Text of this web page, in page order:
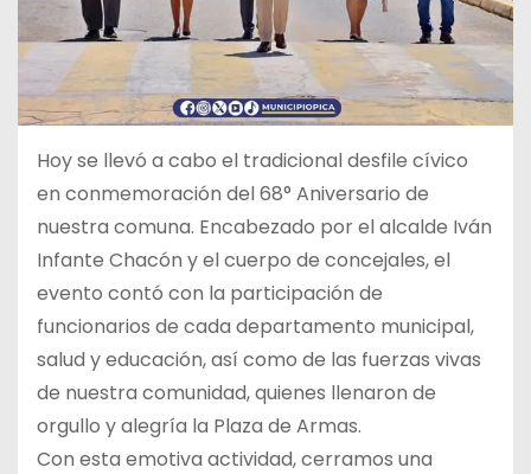
Hoy se llevó a cabo el tradicional desfile cívico
en conmemoración del 68° Aniversario de
nuestra comuna. Encabezado por el alcalde Iván
Infante Chacón y el cuerpo de concejales, el
evento contó con la participación de
funcionarios de cada departamento municipal,
salud y educación, así como de las fuerzas vivas
de nuestra comunidad, quienes llenaron de
orgullo y alegría la Plaza de Armas.
Con esta emotiva actividad, cerramos una